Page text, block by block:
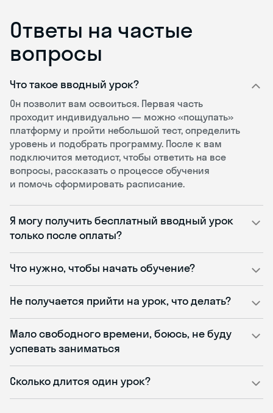
Ответы на частые
вопросы
Что такое вводный урок?
Он позволит вам освоиться. Первая часть
проходит индивидуально — можно «пощупать»
платформу и пройти небольшой тест, определить
уровень и подобрать программу. После к вам
подключится методист, чтобы ответить на все
вопросы, рассказать о процессе обучения
и помочь сформировать расписание.
Я могу получить бесплатный вводный урок
только после оплаты?
Что нужно, чтобы начать обучение?
Не получается прийти на урок, что делать?
Мало свободного времени, боюсь, не буду
успевать заниматься
Сколько длится один урок?